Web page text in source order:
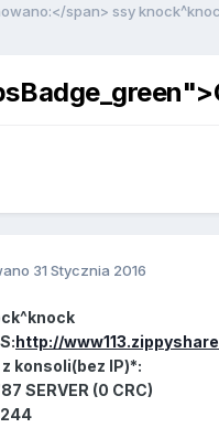
span> ssy
31 Stycznia 2016
http://
konsoli(bez IP)*:
SERVER (0 CRC)